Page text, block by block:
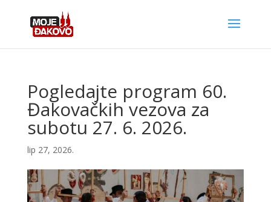
Pogledajte program 60.
Đakovačkih vezova za
subotu 27. 6. 2026.
lip 27, 2026.